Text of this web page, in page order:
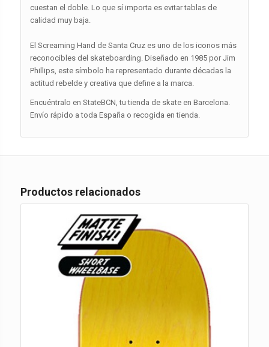
cuestan el doble. Lo que sí importa es evitar tablas de
calidad muy baja.
El Screaming Hand de Santa Cruz es uno de los iconos más
reconocibles del skateboarding. Diseñado en 1985 por Jim
Phillips, este símbolo ha representado durante décadas la
actitud rebelde y creativa que define a la marca.
Encuéntralo en StateBCN, tu tienda de skate en Barcelona.
Envío rápido a toda España o recogida en tienda.
Productos relacionados